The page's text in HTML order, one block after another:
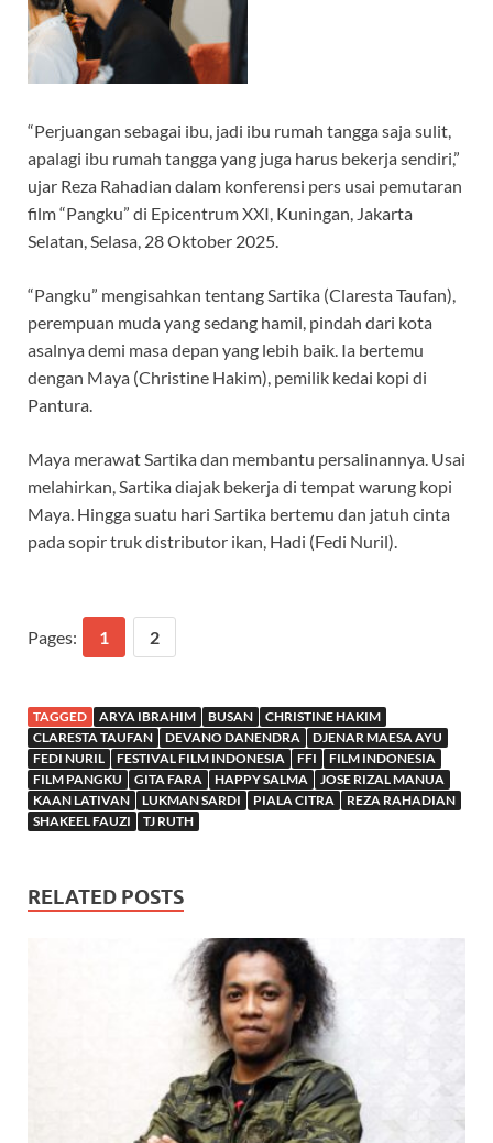
“Perjuangan sebagai ibu, jadi ibu rumah tangga saja sulit,
apalagi ibu rumah tangga yang juga harus bekerja sendiri,”
ujar Reza Rahadian dalam konferensi pers usai pemutaran
film “Pangku” di Epicentrum XXI, Kuningan, Jakarta
Selatan, Selasa, 28 Oktober 2025.
“Pangku” mengisahkan tentang Sartika (Claresta Taufan),
perempuan muda yang sedang hamil, pindah dari kota
asalnya demi masa depan yang lebih baik. Ia bertemu
dengan Maya (Christine Hakim), pemilik kedai kopi di
Pantura.
Maya merawat Sartika dan membantu persalinannya. Usai
melahirkan, Sartika diajak bekerja di tempat warung kopi
Maya. Hingga suatu hari Sartika bertemu dan jatuh cinta
pada sopir truk distributor ikan, Hadi (Fedi Nuril).
Pages: 1 2
TAGGED ARYA IBRAHIM BUSAN
CHRISTINE HAKIM
CLARESTA TAUFAN
DEVANO DANENDRA
DJENAR MAESA AYU
FEDI NURIL
FESTIVAL FILM INDONESIA FFI
FILM INDONESIA
FILM PANGKU
GITA FARA HAPPY SALMA
JOSE RIZAL MANUA
KAAN LATIVAN
LUKMAN SARDI PIALA CITRA
REZA RAHADIAN
SHAKEEL FAUZI
TJ RUTH
RELATED POSTS